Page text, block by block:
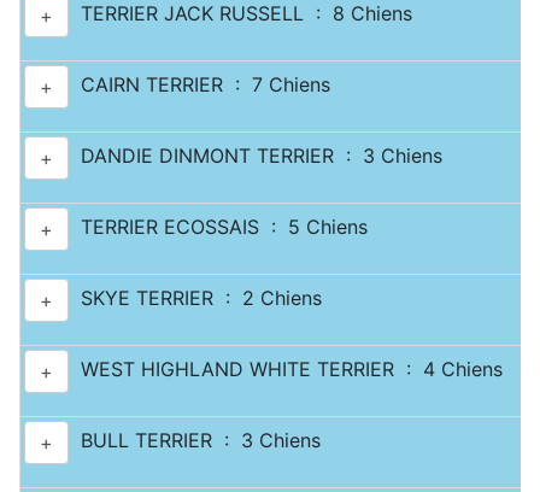
+ TERRIER JACK RUSSELL : 8 Chiens
+ CAIRN TERRIER : 7 Chiens
+ DANDIE DINMONT TERRIER : 3 Chiens
+ TERRIER ECOSSAIS : 5 Chiens
+ SKYE TERRIER : 2 Chiens
+ WEST HIGHLAND WHITE TERRIER : 4 Chiens
+ BULL TERRIER : 3 Chiens